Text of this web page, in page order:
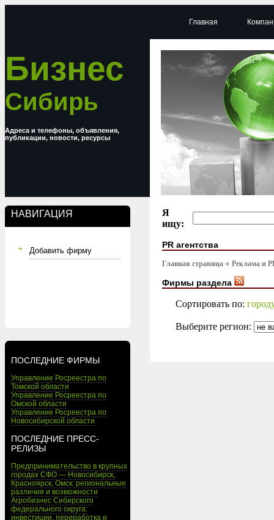
Бизнес
Сибирь
Адреса и телефоны, объявления,
публикации, новости, ресурсы
НАВИГАЦИЯ
Добавить фирму
ПОСЛЕДНИЕ ФИРМЫ
Управление Росреестра по
Томской области
Управление Росреестра по
Омской области
Управление Росреестра по
Новосибирской области
ПОСЛЕДНИЕ ПРЕСС-
РЕЛИЗЫ
Предпринимательство в крупных
городах СФО — Новосибирск,
Красноярск, Омск: региональные
различия и возможности
Агробизнес Сибирского
федерального округа:
инвестиции, переработка и
Главная
Я
ищу:
PR агентства
Главная страница Реклама и
Фирмы раздела
Сортировать по:
Выберите регион: